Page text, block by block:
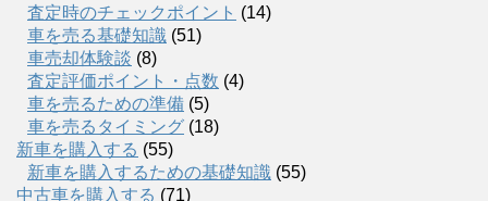
査定時のチェックポイント (14)
車を売る基礎知識 (51)
車売却体験談 (8)
査定評価ポイント・点数 (4)
車を売るための準備 (5)
車を売るタイミング (18)
新車を購入する (55)
新車を購入するための基礎知識 (55)
中古車を購入する (71)